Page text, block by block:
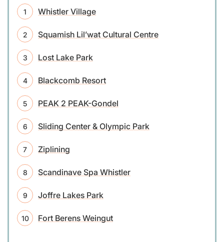
Whistler Village
Squamish Lil’wat Cultural Centre
Lost Lake Park
Blackcomb Resort
PEAK 2 PEAK-Gondel
Sliding Center & Olympic Park
Ziplining
Scandinave Spa Whistler
Joffre Lakes Park
Fort Berens Weingut